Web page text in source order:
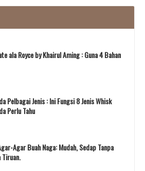
ala Royce by Khairul Aming : Guna 4 Bahan
Pelbagai Jenis : Ini Fungsi 8 Jenis Whisk
Perlu Tahu
Agar Buah Naga: Mudah, Sedap Tanpa
Tiruan.